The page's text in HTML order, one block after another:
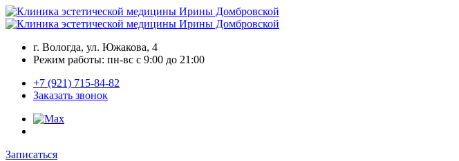
г. Вологда, ул. Южакова, 4
Режим работы: пн-вс c 9:00 до 21:00
+7 (921) 715-84-82
Заказать звонок
Записаться